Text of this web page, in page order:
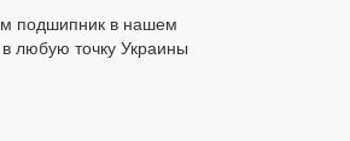
подшипник в нашем
в любую точку Украины